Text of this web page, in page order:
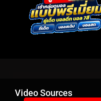
Video Sources